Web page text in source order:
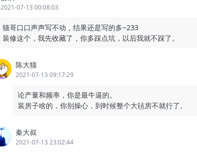
2021-07-13 00:08:03
猫哥口口声声写不动，结果还是写的多~233
装修这个，我先收藏了，你多踩点坑，以后我就不踩了。
陈大猫
2021-07-13 09:17:29
论产量和频率，你是最牛逼的。
装房子啥的，你别操心，到时候整个大毡房不就行了。
秦大叔
2021-07-13 23:02:44